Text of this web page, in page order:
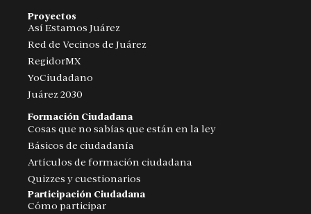
Proyectos
Así Estamos Juárez
Red de Vecinos de Juárez
RegidorMX
YoCiudadano
Juárez 2030
Formación Ciudadana
Cosas que no sabías que están en la ley
Básicos de ciudadanía
Artículos de formación ciudadana
Quizzes y cuestionarios
Participación Ciudadana
Cómo participar